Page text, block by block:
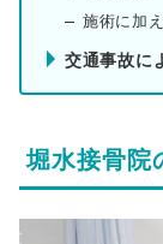
施術に加
交通事故に
堀水接骨院